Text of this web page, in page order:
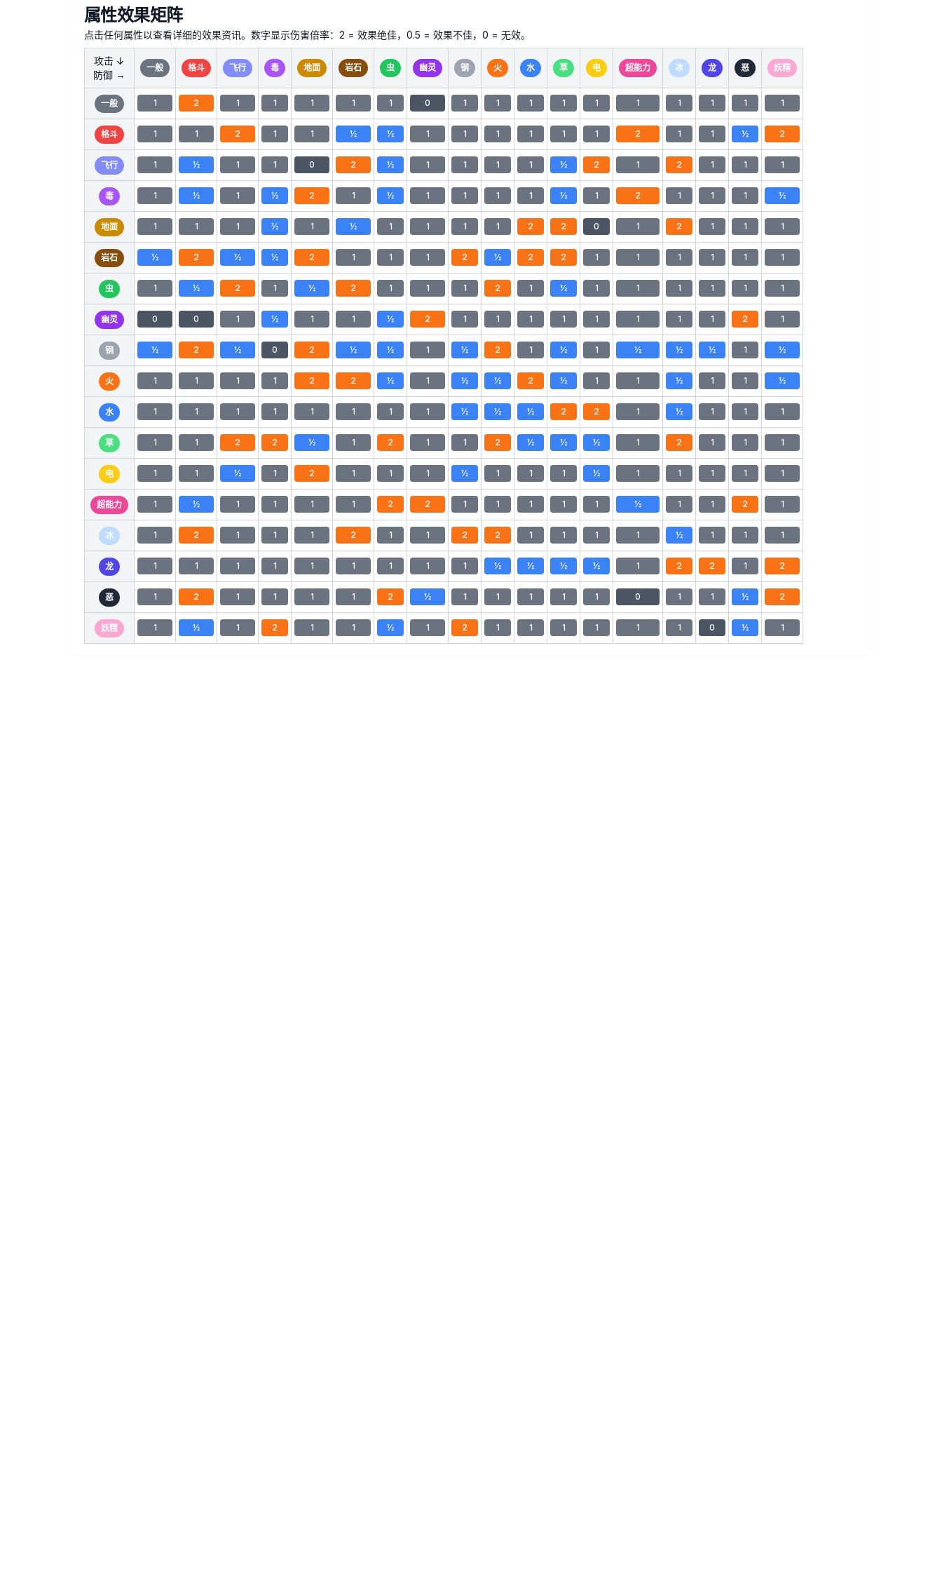
属性效果矩阵
点击任何属性以查看详细的效果资讯。数字显示伤害倍率：2 = 效果绝佳，0.5 = 效果不佳，0 = 无效。
攻击 ↓
防御 →
一般 格斗 飞行 毒 地面 岩石 虫 幽灵 钢 火 水 草 电 超能力 冰 龙 恶 妖精
一般 1 2 1 1 1 1 1 0 1 1 1 1 1 1 1 1 1 1
格斗 1 1 2 1 1 ½ ½ 1 1 1 1 1 1 2 1 1 ½ 2
飞行 1 ½ 1 1 0 2 ½ 1 1 1 1 ½ 2 1 2 1 1 1
毒 1 ½ 1 ½ 2 1 ½ 1 1 1 1 ½ 1 2 1 1 1 ½
地面 1 1 1 ½ 1 ½ 1 1 1 1 2 2 0 1 2 1 1 1
岩石 ½ 2 ½ ½ 2 1 1 1 2 ½ 2 2 1 1 1 1 1 1
虫 1 ½ 2 1 ½ 2 1 1 1 2 1 ½ 1 1 1 1 1 1
幽灵 0 0 1 ½ 1 1 ½ 2 1 1 1 1 1 1 1 1 2 1
钢 ½ 2 ½ 0 2 ½ ½ 1 ½ 2 1 ½ 1 ½ ½ ½ 1 ½
火 1 1 1 1 2 2 ½ 1 ½ ½ 2 ½ 1 1 ½ 1 1 ½
水 1 1 1 1 1 1 1 1 ½ ½ ½ 2 2 1 ½ 1 1 1
草 1 1 2 2 ½ 1 2 1 1 2 ½ ½ ½ 1 2 1 1 1
电 1 1 ½ 1 2 1 1 1 ½ 1 1 1 ½ 1 1 1 1 1
超能力 1 ½ 1 1 1 1 2 2 1 1 1 1 1 ½ 1 1 2 1
冰 1 2 1 1 1 2 1 1 2 2 1 1 1 1 ½ 1 1 1
龙 1 1 1 1 1 1 1 1 1 ½ ½ ½ ½ 1 2 2 1 2
恶 1 2 1 1 1 1 2 ½ 1 1 1 1 1 0 1 1 ½ 2
妖精 1 ½ 1 2 1 1 ½ 1 2 1 1 1 1 1 1 0 ½ 1